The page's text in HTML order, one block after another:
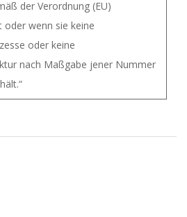
der Verordnung (EU)
oder wenn sie keine
oder keine
nach Maßgabe jener Nummer